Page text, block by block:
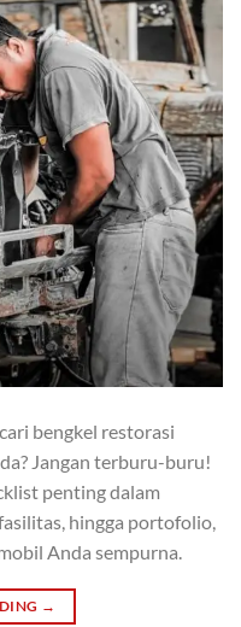
bengkel restorasi
Jangan terburu-buru!
penting dalam
hingga portofolio,
Anda sempurna.
→